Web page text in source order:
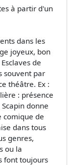
à partir d'un
dans les
joyeux, bon
de
souvent par
théâtre. Ex :
: présence
donne
comique de
dans tous
genres,
ou la
font toujours